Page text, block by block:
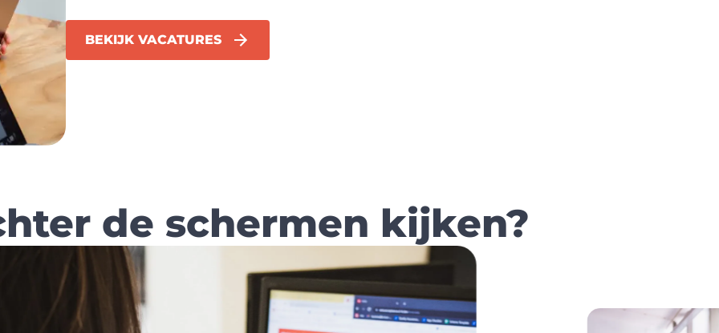
BEKIJK VACATURES
de schermen kijken?